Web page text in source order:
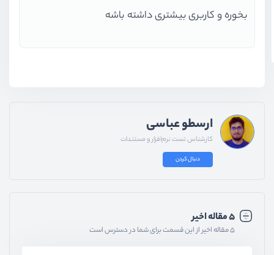
بخوره و کاربری بیشتری داشته باشه
ارسطو عباسی
کارشناس تست نرم‌افزار و مستندات
دنبال کردن
۵ مقاله اخیر
۵ مقاله اخیر از این قسمت برای شما در دسترس است